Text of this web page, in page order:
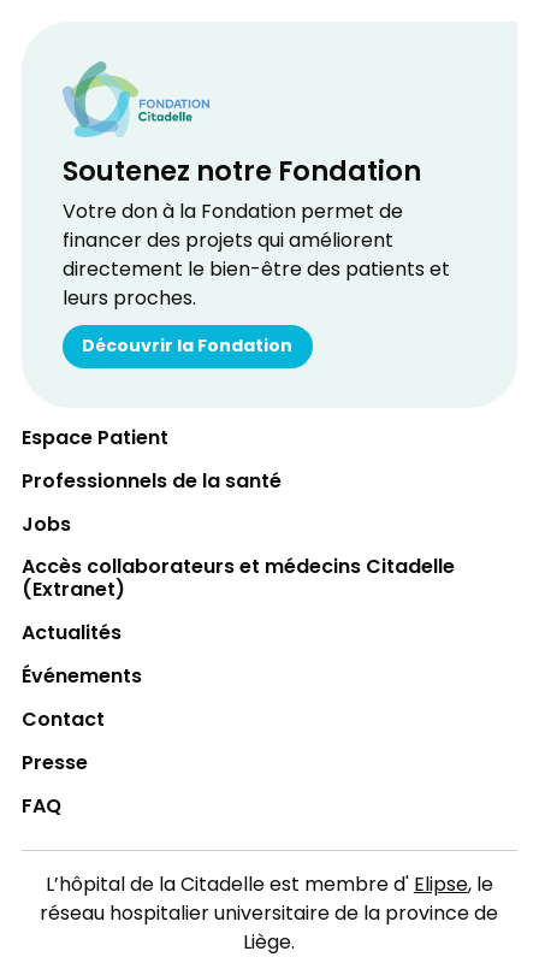
Soutenez notre Fondation
Votre don à la Fondation permet de
financer des projets qui améliorent
directement le bien-être des patients et
leurs proches.
Découvrir la Fondation
Espace Patient
Professionnels de la santé
Jobs
Accès collaborateurs et médecins Citadelle
(Extranet)
Actualités
Événements
Contact
Presse
FAQ
L’hôpital de la Citadelle est membre d'Elipse, le
réseau hospitalier universitaire de la province de
Liège.